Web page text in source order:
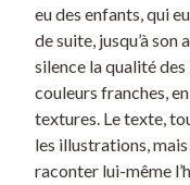
eu des enfants, qui
de suite, jusqu’à son
silence la qualité
couleurs franches,
textures. Le texte,
les illustrations, mais
raconter lui-même